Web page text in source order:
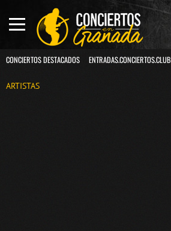
CONCIERTOS DESTACADOS ENTRADAS.CONCIERTOS.CLUB
ARTISTAS